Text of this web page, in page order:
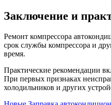
Заключение и
Ремонт компрессора
срок службы компрессора и
время.
Практические рекомендации
При первых признаках
холодильников и других